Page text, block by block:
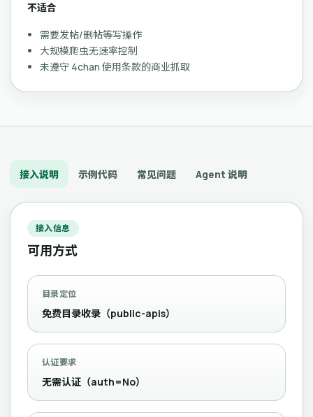
不适合
需要发帖/删帖等写操作
大规模爬虫无速率控制
未遵守 4chan 使用条款的商业抓取
接入说明 示例代码 常见问题 Agent 说明
接入信息
可用方式
目录定位
免费目录收录（public-apis）
认证要求
无需认证（auth=No）